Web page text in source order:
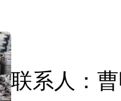
联系人：